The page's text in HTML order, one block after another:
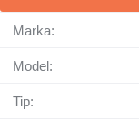
Marka:
Model:
Tip: